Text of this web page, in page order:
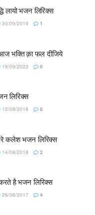
लायो भजन लिरिक्स
30/09/2019 1
भक्ति क़ा फल दीजिये
19/09/2023 0
लिरिक्स
12/09/2018 0
कलेश भजन लिरिक्स
14/08/2018 2
है भजन लिरिक्स
26/08/2017 4